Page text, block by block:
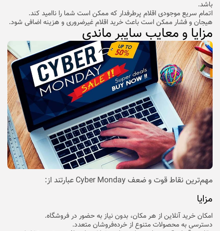
باشد.
اتمام سریع موجودی اقلام پرطرفدار که ممکن است شما را ناامید کند.
هیجان و فشار ممکن است باعث خرید اقلام غیرضروری و هزینه اضافی شود.
مزایا و معایب سایبر ماندی
مهم‌ترین نقاط قوت و ضعف Cyber Monday عبارتند از:
مزایا
امکان خرید آنلاین از هر مکان، بدون نیاز به حضور در فروشگاه.
دسترسی به محصولات متنوع از خرده‌فروشان متعدد.